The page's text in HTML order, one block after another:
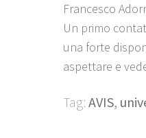
Francesco
Un primo
una forte
aspettare e
Tag: AVIS,